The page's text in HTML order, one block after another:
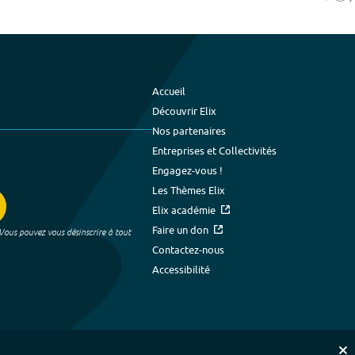
pouvez vous désinscrire à tout
Accueil
Découvrir Elix
Nos partenaires
Entreprises et Collectivités
Engagez-vous !
Les Thèmes Elix
Elix académie
Faire un don
Contactez-nous
Accessibilité